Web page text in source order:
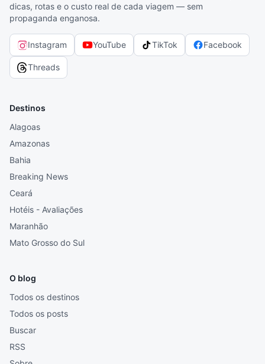
dicas, rotas e o custo real de cada viagem — sem
propaganda enganosa.
Instagram YouTube TikTok Facebook
Threads
Destinos
Alagoas
Amazonas
Bahia
Breaking News
Ceará
Hotéis - Avaliações
Maranhão
Mato Grosso do Sul
O blog
Todos os destinos
Todos os posts
Buscar
RSS